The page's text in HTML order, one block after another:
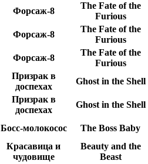
Форсаж-8
The Fate of the
Furious
Форсаж-8
The Fate of the
Furious
Форсаж-8
The Fate of the
Furious
Призрак в
доспехах
Ghost in the Shell
Призрак в
доспехах
Ghost in the Shell
Босс-молокосос
The Boss Baby
Красавица и
чудовище
Beauty and the
Beast